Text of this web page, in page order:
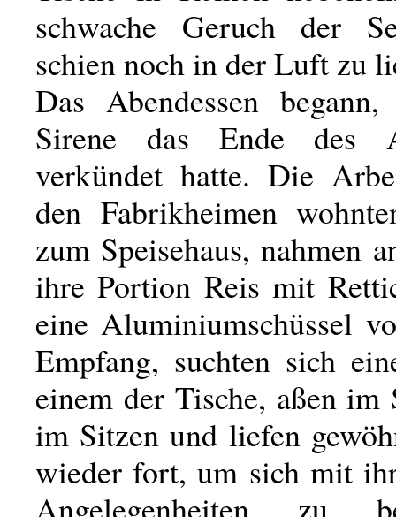
schwache Geruch der
schien noch in der Luft zu
Das Abendessen
Sirene das Ende des
verkündet hatte. Die
den Fabrikheimen
zum Speisehaus, nahmen
ihre Portion Reis mit
eine Aluminiumschüssel
Empfang, suchten sich
einem der Tische, aßen im
im Sitzen und liefen
wieder fort, um sich mit